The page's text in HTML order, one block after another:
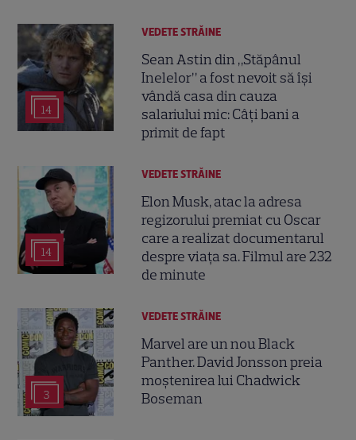
14
VEDETE STRĂINE
Sean Astin din „Stăpânul
Inelelor” a fost nevoit să își
vândă casa din cauza
salariului mic: Câți bani a
primit de fapt
14
VEDETE STRĂINE
Elon Musk, atac la adresa
regizorului premiat cu Oscar
care a realizat documentarul
despre viața sa. Filmul are 232
de minute
3
VEDETE STRĂINE
Marvel are un nou Black
Panther. David Jonsson preia
moștenirea lui Chadwick
Boseman